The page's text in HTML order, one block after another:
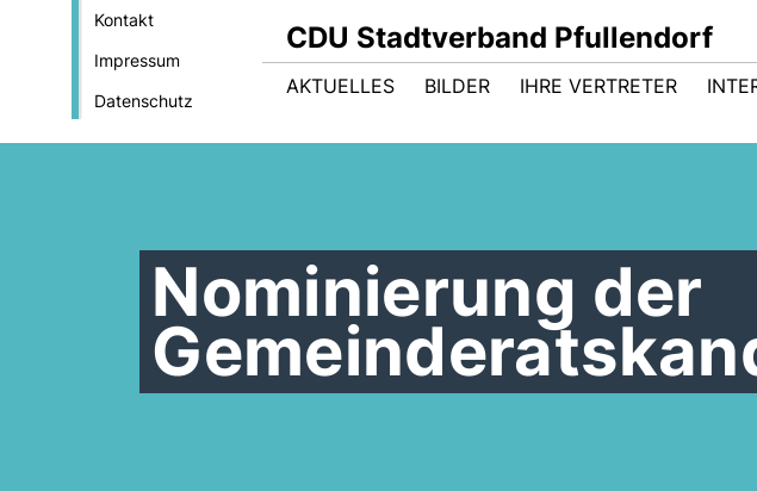
Kontakt
Impressum
Datenschutz
CDU Stadtverband Pfullendorf
AKTUELLES BILDER IHRE VERTRETER
Nominierung der